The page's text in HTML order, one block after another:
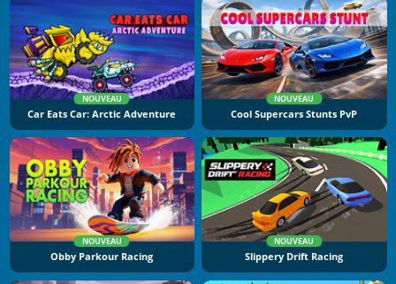
NOUVEAU
Car Eats Car: Arctic Adventure
NOUVEAU
Cool Supercars Stunts PvP
NOUVEAU
Obby Parkour Racing
NOUVEAU
Slippery Drift Racing